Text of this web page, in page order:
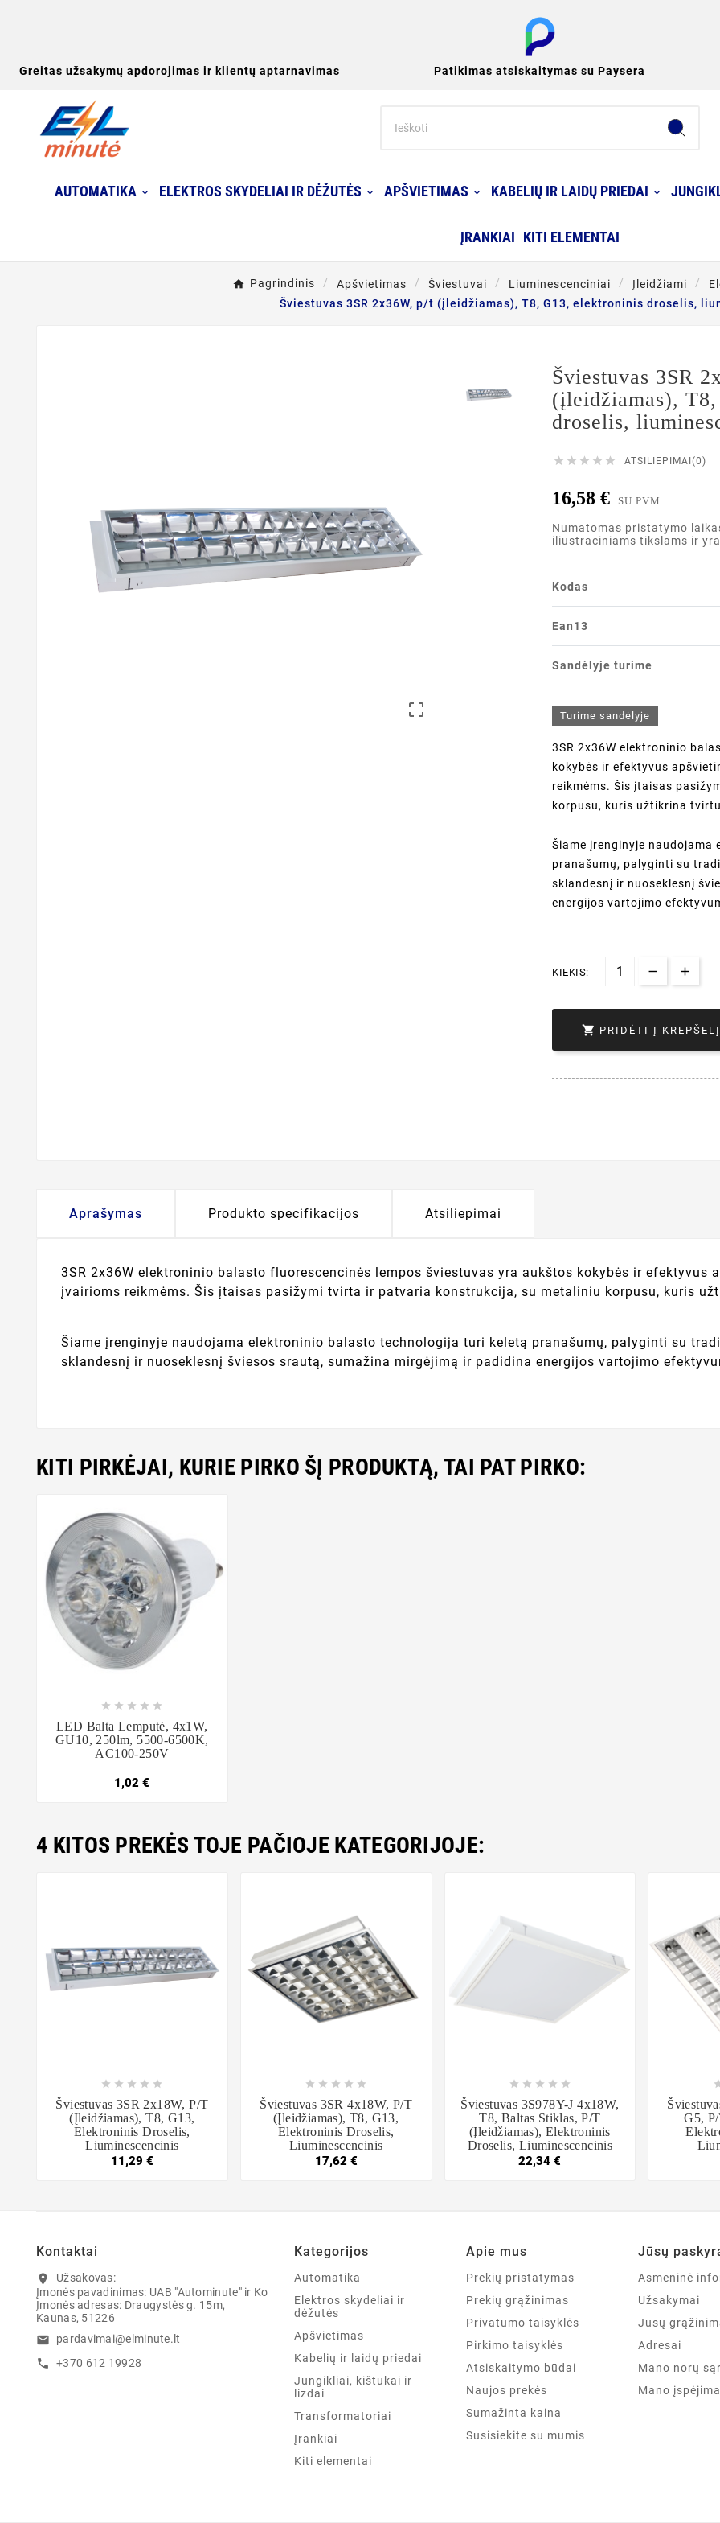
Greitas užsakymų apdorojimas ir klientų aptarnavimas Patikimas atsiskaitymas su Paysera
AUTOMATIKA ELEKTROS SKYDELIAI IR DĖŽUTĖS APŠVIETIMAS KABELIŲ IR LAIDŲ PRIEDAI
ĮRANKIAI KITI ELEMENTAI
Pagrindinis Apšvietimas Šviestuvai Liuminescenciniai Įleidžiami
Šviestuvas 3SR 2x36W, p/t (įleidžiamas), T8, G13, elektroninis droselis,

Šviestuvas 3SR
(įleidžiamas),
droselis,
     ATSILIEPIMAI(0)
16,58 € SU PVM
Numatomas pristatymo
iliustraciniams tikslams ir
Kodas
Ean13
Sandėlyje turime
Turime sandėlyje
3SR 2x36W elektroninio
kokybės ir efektyvus
reikmėms. Šis įtaisas
korpusu, kuris užtikrina
Šiame įrenginyje
pranašumų, palyginti su
sklandesnį ir nuoseklesnį
energijos vartojimo
KIEKIS:
 PRIDĖTI Į KREPŠELĮ
Aprašymas Produkto specifikacijos Atsiliepimai
3SR 2x36W elektroninio balasto fluorescencinės lempos šviestuvas yra aukštos kokybės ir
įvairioms reikmėms. Šis įtaisas pasižymi tvirta ir patvaria konstrukcija, su metaliniu korpusu, kuris
Šiame įrenginyje naudojama elektroninio balasto technologija turi keletą pranašumų, palyginti su
sklandesnį ir nuoseklesnį šviesos srautą, sumažina mirgėjimą ir padidina energijos vartojimo
KITI PIRKĖJAI, KURIE PIRKO ŠĮ PRODUKTĄ, TAI PAT PIRKO:
 
    
LED Balta Lemputė, 4x1W,
GU10, 250lm, 5500-6500K,
AC100-250V
1,02 €
4 KITOS PREKĖS TOJE PAČIOJE KATEGORIJOJE:
 
    
Šviestuvas 3SR 2x18W, P/t
(įleidžiamas), T8, G13,
Elektroninis Droselis,
Liuminescencinis
11,29 €
 
    
Šviestuvas 3SR 4x18W, P/t
(įleidžiamas), T8, G13,
Elektroninis Droselis,
Liuminescencinis
17,62 €
 
    
Šviestuvas 3S978Y-J 4x18W,
T8, Baltas Stiklas, P/t
(įleidžiamas), Elektroninis
Droselis, Liuminescencinis
22,34 €
G5,
Kontaktai
location_on
Užsakovas:
Įmonės pavadinimas: UAB "Autominute" ir Ko
Įmonės adresas: Draugystės g. 15m,
Kaunas, 51226
email pardavimai@elminute.lt
call +370 612 19928
Kategorijos
Automatika
Elektros skydeliai ir
dėžutės
Apšvietimas
Kabelių ir laidų priedai
Jungikliai, kištukai ir
lizdai
Transformatoriai
Įrankiai
Kiti elementai
Apie mus
Prekių pristatymas
Prekių grąžinimas
Privatumo taisyklės
Pirkimo taisyklės
Atsiskaitymo būdai
Naujos prekės
Sumažinta kaina
Susisiekite su mumis
Jūsų
Asmeninė
Užsakymai
Jūsų
Adresai
Mano norų
Mano